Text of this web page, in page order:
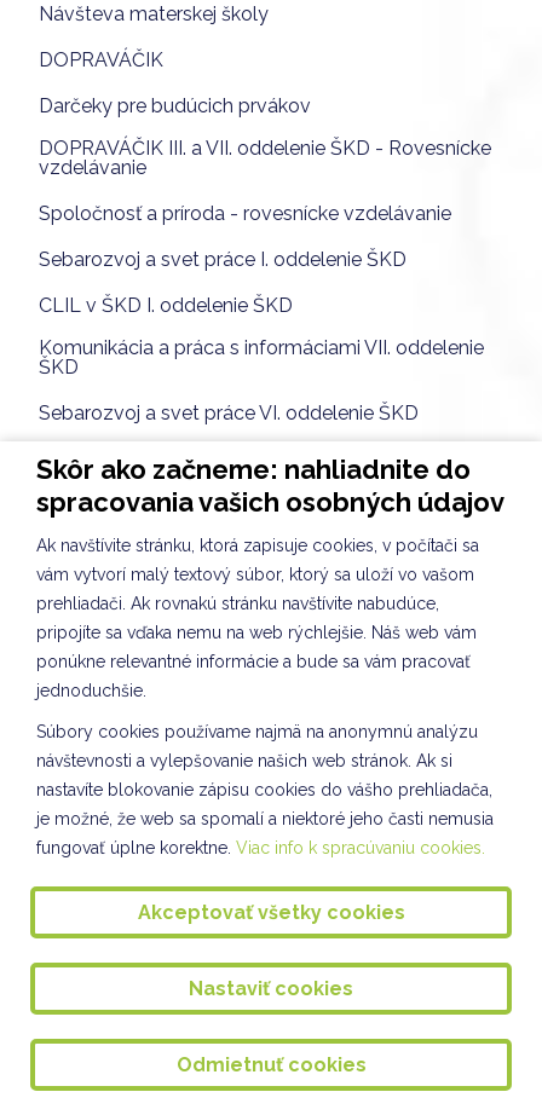
Návšteva materskej školy
DOPRAVÁČIK
Darčeky pre budúcich prvákov
DOPRAVÁČIK III. a VII. oddelenie ŠKD - Rovesnícke
vzdelávanie
Spoločnosť a príroda - rovesnícke vzdelávanie
Sebarozvoj a svet práce I. oddelenie ŠKD
CLIL v ŠKD I. oddelenie ŠKD
Komunikácia a práca s informáciami VII. oddelenie
ŠKD
Sebarozvoj a svet práce VI. oddelenie ŠKD
Environmentálne premietanie
Sadenie mikrozeleniny VIII. oddelenie ŠKD
BURZA HRAČIEK
Sebarozvoj a svet práce II. oddelenie ŠKD
Návšteva Ústrednej knižnice na Miletičovej ulici
Spoločnosť a príroda - rovesnícke vzdelávanie
Čitateľské aktivity III. oddelenie ŠKD
Spoločnosť a príroda I. oddelenie ŠKD
DOPRAVÁČIK
Sebarozvoj a svet práce
Príroda okolo nás
Spoločnosť a príroda VII. oddelenie ŠKD
Žonglér ALEX v II. a IV. oddelení ŠKD
Skôr ako začneme: nahliadnite do
spracovania vašich osobných údajov
Ak navštívite stránku, ktorá zapisuje cookies, v počítači sa
vám vytvorí malý textový súbor, ktorý sa uloží vo vašom
prehliadači. Ak rovnakú stránku navštívite nabudúce,
pripojíte sa vďaka nemu na web rýchlejšie. Náš web vám
ponúkne relevantné informácie a bude sa vám pracovať
jednoduchšie.
Súbory cookies používame najmä na anonymnú analýzu
návštevnosti a vylepšovanie našich web stránok. Ak si
nastavíte blokovanie zápisu cookies do vášho prehliadača,
je možné, že web sa spomalí a niektoré jeho časti nemusia
fungovať úplne korektne. Viac info k spracúvaniu cookies.
Akceptovať všetky cookies
Nastaviť cookies
Odmietnuť cookies